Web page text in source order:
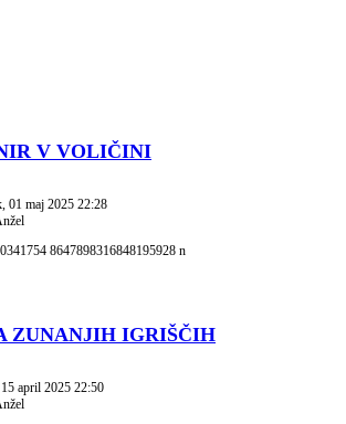
V VOLIČINI
01 maj 2025 22:28
ZUNANJIH IGRIŠČIH
april 2025 22:50